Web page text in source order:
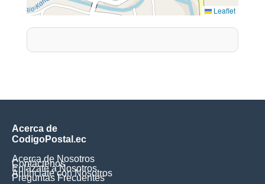
Leaflet
Acerca de
CodigoPostal.ec
Acerca de Nosotros
Contáctenos
Enlázate a Nosotros
Anúnciate con Nosotros
Preguntas Frecuentes